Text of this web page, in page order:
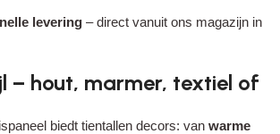
levering – direct vanuit ons magazijn in
– hout, marmer, textiel of
biedt tientallen decors: van warme